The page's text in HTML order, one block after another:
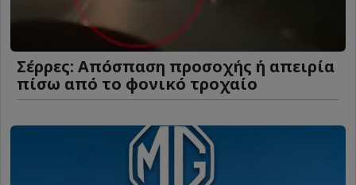
Σέρρες: Απόσπαση προσοχής ή απειρία
πίσω από το φονικό τροχαίο